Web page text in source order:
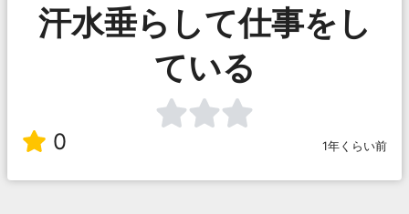
汗水垂らして仕事をし
ている
0 1年くらい前